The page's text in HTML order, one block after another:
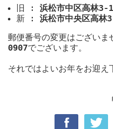
旧 : 浜松市中区高林3-
新 : 浜松市中央区高林
郵便番号の変更はございま
0907でございます。
それではよいお年をお迎え